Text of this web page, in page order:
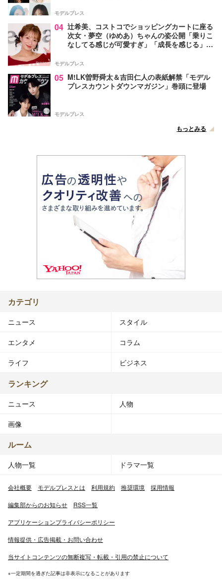
モデルプレス
04 辻希美、コストコでショッピングカートに座る
次女・夢空（ゆめあ）ちゃんの姿公開「乗りこ
なしてる感じが可愛すぎ」「成長を感じる」の
モデルプレス
05 M!LK曽野舜太＆吉田仁人の表紙解禁「モデル
プレスカウントダウンマガジン」巻頭に登場
モデルプレス
もっとみる
カテゴリ
ニュース スタイル
エンタメ コラム
ライフ ビジネス
ランキング
ニュース 人物
画像
ルーム
人物一覧 ドラマ一覧
会社概要 モデルプレスとは 利用規約 推奨環境 採用情報
編集部からのお知らせ RSS一覧
アプリケーションプライバシーポリシー
情報提供・広告掲載・お問い合わせ
当サイトコンテンツの無断複写・転載・引用の禁止について
※一定期間を過ぎた記事は非表示になることがあります